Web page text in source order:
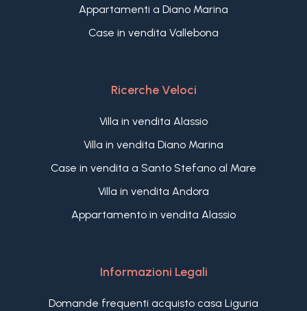
Appartamenti a Diano Marina
Case in vendita Vallebona
Ricerche Veloci
Villa in vendita Alassio
Villa in vendita Diano Marina
Case in vendita a Santo Stefano al Mare
Villa in vendita Andora
Appartamento in vendita Alassio
Informazioni Legali
Domande frequenti acquisto casa Liguria